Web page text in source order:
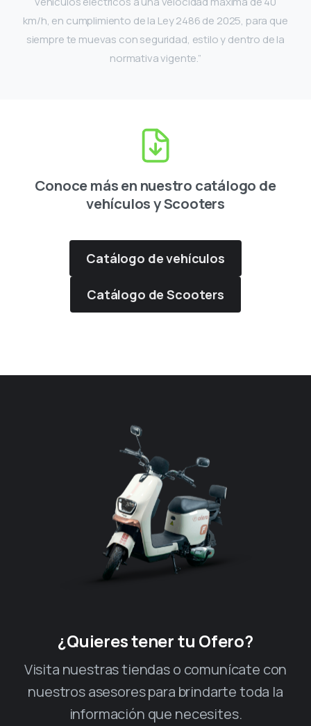
km/h, en cumplimiento de la Ley 2486 de 2025, para que
siempre te muevas con seguridad, estilo y dentro de la
normativa vigente.”
Conoce más en nuestro catálogo de
vehículos y Scooters
Catálogo de vehículos
Catálogo de Scooters
¿Quieres tener tu Ofero?
Visita nuestras tiendas o comunícate con
nuestros asesores para brindarte toda la
información que necesites.